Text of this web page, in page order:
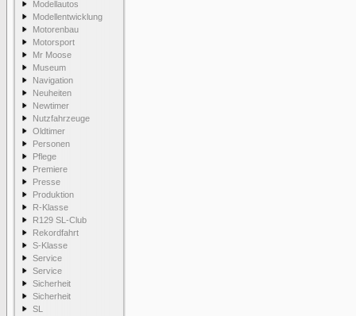
Modellautos
Modellentwicklung
Motorenbau
Motorsport
Mr Moose
Museum
Navigation
Neuheiten
Newtimer
Nutzfahrzeuge
Oldtimer
Personen
Pflege
Premiere
Presse
Produktion
R-Klasse
R129 SL-Club
Rekordfahrt
S-Klasse
Service
Service
Sicherheit
Sicherheit
SL